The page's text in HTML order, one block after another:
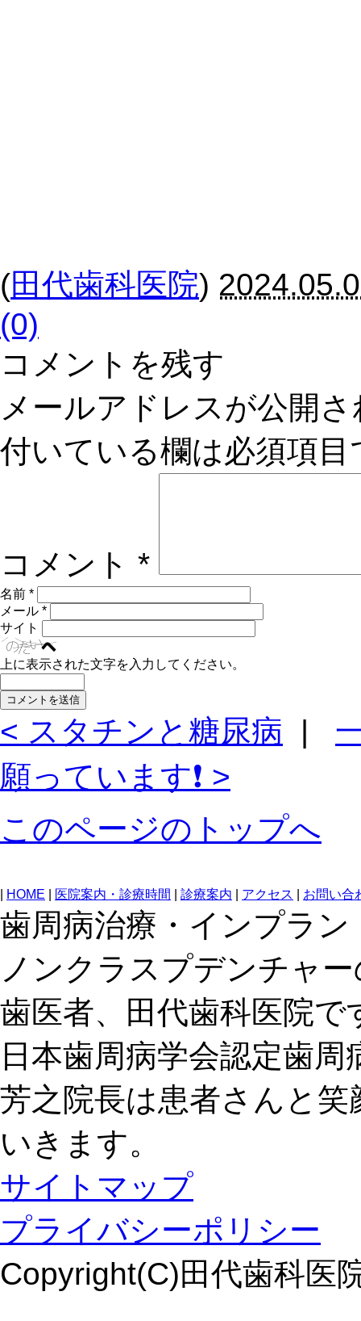
(田代歯科医院)
(0)
コメントを残す
メールアドレスが公開
付いている欄は必須項目
コメント *
名前 *
メール *
サイト
上に表示された文字を入力してください。
< スタチンと糖尿病 |
願っています❗️ >
このページのトップへ
HOME 医院案内・診療時間 診療案内 アクセス お問い合
歯周病治療・インプラ
ノンクラスプデンチャ
歯医者、田代歯科医院で
日本歯周病学会認定歯
芳之院長は患者さんと
いきます。
サイトマップ
プライバシーポリシー
Copyright(C)田代歯科医